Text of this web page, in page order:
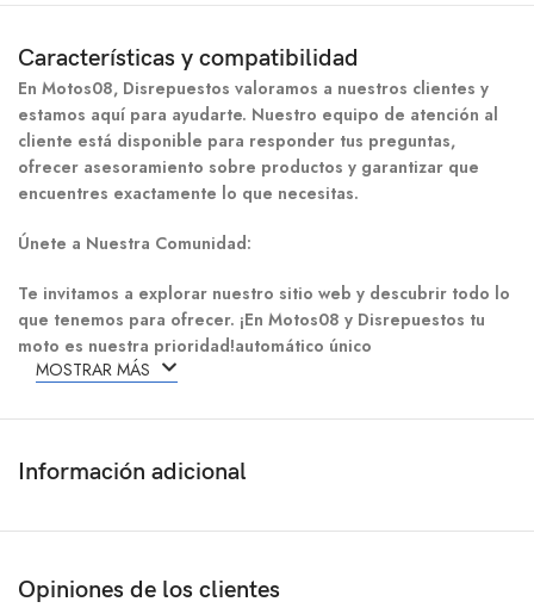
Características y compatibilidad
En Motos08, Disrepuestos valoramos a nuestros clientes y
estamos aquí para ayudarte. Nuestro equipo de atención al
cliente está disponible para responder tus preguntas,
ofrecer asesoramiento sobre productos y garantizar que
encuentres exactamente lo que necesitas.
Únete a Nuestra Comunidad:
Te invitamos a explorar nuestro sitio web y descubrir todo lo
que tenemos para ofrecer. ¡En Motos08 y Disrepuestos tu
moto es nuestra prioridad!automático único
MOSTRAR MÁS
Información adicional
Opiniones de los clientes